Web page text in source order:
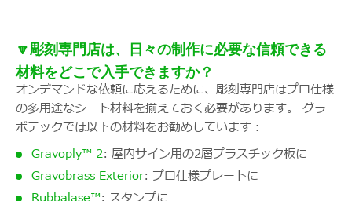
🔽彫刻専門店は、日々の制作に必要な信頼できる
材料をどこで入手できますか？
オンデマンドな依頼に応えるために、彫刻専門店はプロ仕様
の多用途なシート材料を揃えておく必要があります。 グラ
ボテックでは以下の材料をお勧めしています：
Gravoply™ 2: 屋内サイン用の2層プラスチック板に
Gravobrass Exterior: プロ仕様プレートに